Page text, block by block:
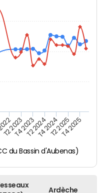
du Bassin d'Aubenas)
T2 2023T4 2023T2 2024T4 2024T2 2025T4 2025
Ardèche